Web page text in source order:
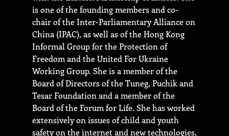
is one of the founding members and co-
chair of the Inter-Parliamentary Alliance on
China (IPAC), as well as of the Hong Kong
Informal Group for the Protection of
Freedom and the United For Ukraine
Working Group. She is a member of the
Board of Directors of the Tuneg, Puchik and
Tesar Foundation and a member of the
Board of the Forum for Life. She has worked
extensively on issues of child and youth
safety on the internet and new technologies,